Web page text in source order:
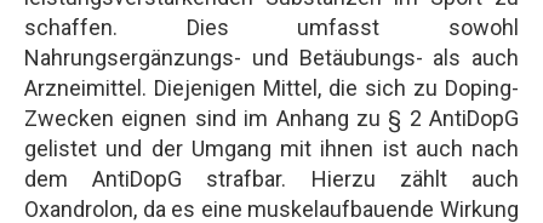
schaffen. Dies umfasst sowohl
Nahrungsergänzungs- und Betäubungs- als auch
Arzneimittel. Diejenigen Mittel, die sich zu Doping-
Zwecken eignen sind im Anhang zu § 2 AntiDopG
gelistet und der Umgang mit ihnen ist auch nach
dem AntiDopG strafbar. Hierzu zählt auch
Oxandrolon, da es eine muskelaufbauende Wirkung